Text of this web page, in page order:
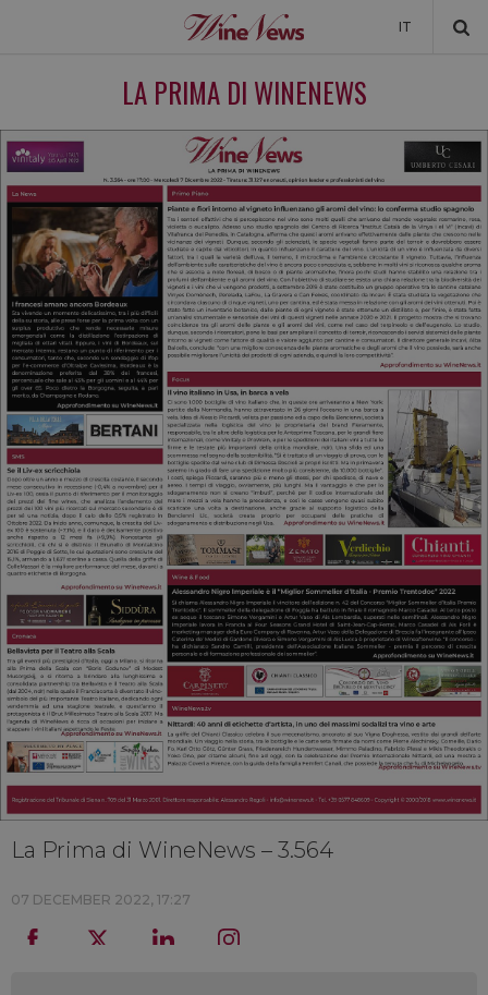
IT
LA PRIMA DI WINENEWS
La Prima di WineNews – 3.564
07 DECEMBER 2022, 17:27